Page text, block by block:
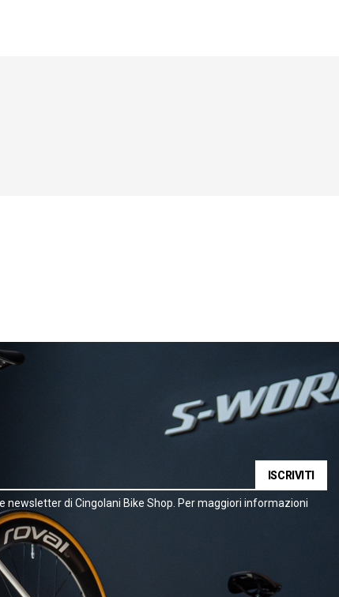
ISCRIVITI
newsletter di Cingolani Bike Shop. Per maggiori informazioni